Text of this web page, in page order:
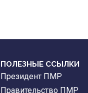
ПОЛЕЗНЫЕ ССЫЛКИ
Президент ПМР
Правительство ПМР